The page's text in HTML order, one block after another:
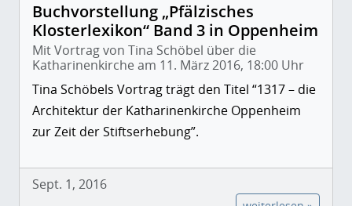
Buchvorstellung „Pfälzisches
Klosterlexikon“ Band 3 in Oppenheim
Mit Vortrag von Tina Schöbel über die
Katharinenkirche am 11. März 2016, 18:00 Uhr
Tina Schöbels Vortrag trägt den Titel “1317 – die
Architektur der Katharinenkirche Oppenheim
zur Zeit der Stiftserhebung”.
Sept. 1, 2016